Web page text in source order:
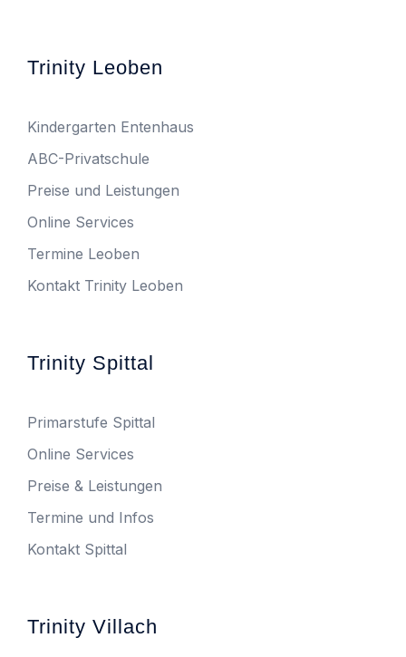
Trinity Leoben
Kindergarten Entenhaus
ABC-Privatschule
Preise und Leistungen
Online Services
Termine Leoben
Kontakt Trinity Leoben
Trinity Spittal
Primarstufe Spittal
Online Services
Preise & Leistungen
Termine und Infos
Kontakt Spittal
Trinity Villach